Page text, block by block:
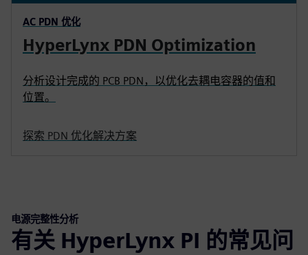
AC PDN 优化
HyperLynx PDN Optimization
分析设计完成的 PCB PDN，以优化去耦电容器的值和
位置。
探索 PDN 优化解决方案
电源完整性分析
有关 HyperLynx PI 的常见问